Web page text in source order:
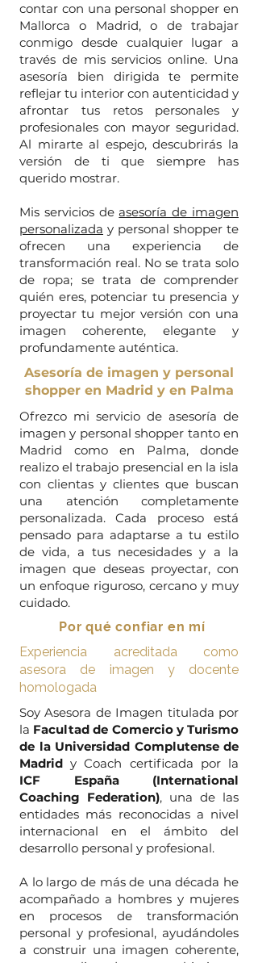
contar con una personal shopper en
Mallorca o Madrid, o de trabajar
conmigo desde cualquier lugar a
través de mis servicios online. Una
asesoría bien dirigida te permite
reflejar tu interior con autenticidad y
afrontar tus retos personales y
profesionales con mayor seguridad.
Al mirarte al espejo, descubrirás la
versión de ti que siempre has
querido mostrar.
Mis servicios deasesoría de imagen
personalizada y personal shopper te
ofrecen una experiencia de
transformación real. No se trata solo
de ropa; se trata de comprender
quién eres, potenciar tu presencia y
proyectar tu mejor versión con una
imagen coherente, elegante y
profundamente auténtica.
Asesoría de imagen y personal
shopper en Madrid y en Palma
Ofrezco mi servicio de asesoría de
imagen y personal shopper tanto en
Madrid como en Palma, donde
realizo el trabajo presencial en la isla
con clientas y clientes que buscan
una atención completamente
personalizada. Cada proceso está
pensado para adaptarse a tu estilo
de vida, a tus necesidades y a la
imagen que deseas proyectar, con
un enfoque riguroso, cercano y muy
cuidado.
Por qué confiar en mí
Experiencia acreditada como
asesora de imagen y docente
homologada
Soy Asesora de Imagen titulada por
la Facultad de Comercio y Turismo
de la Universidad Complutense de
Madrid y Coach certificada por la
ICF España (International
Coaching Federation), una de las
entidades más reconocidas a nivel
internacional en el ámbito del
desarrollo personal y profesional.
A lo largo de más de una década he
acompañado a hombres y mujeres
en procesos de transformación
personal y profesional, ayudándoles
a construir una imagen coherente,